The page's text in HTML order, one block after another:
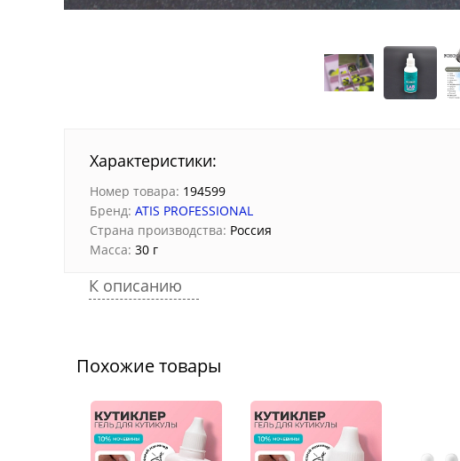
Характеристики:
Номер товара: 194599
Бренд: ATIS PROFESSIONAL
Страна производства: Россия
Масса: 30 г
К описанию
Похожие товары